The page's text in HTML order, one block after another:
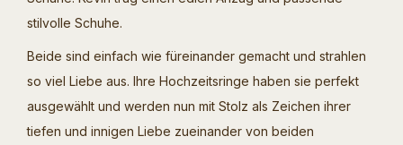
stilvolle Schuhe.
Beide sind einfach wie füreinander gemacht und strahlen
so viel Liebe aus. Ihre Hochzeitsringe haben sie perfekt
ausgewählt und werden nun mit Stolz als Zeichen ihrer
tiefen und innigen Liebe zueinander von beiden